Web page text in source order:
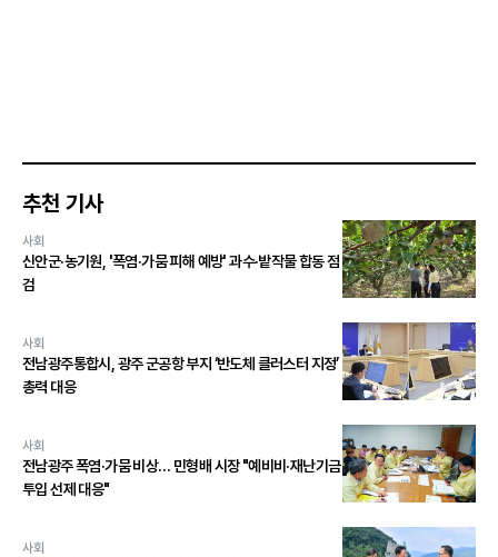
추천 기사
사회
신안군·농기원, '폭염·가뭄 피해 예방' 과수·밭작물 합동 점
검
사회
전남광주통합시, 광주 군공항 부지 ‘반도체 클러스터 지정’
총력 대응
사회
전남광주 폭염·가뭄 비상… 민형배 시장 "예비비·재난기금
투입 선제 대응"
사회